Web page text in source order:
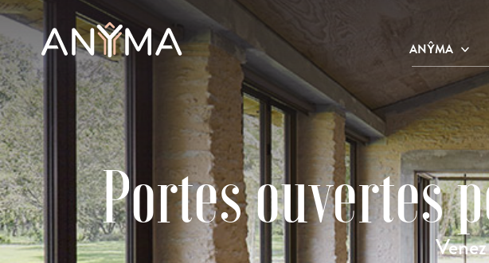
ANŶMA
ressourcement
Notre histoire
Galerie photos
Portes ouvertes